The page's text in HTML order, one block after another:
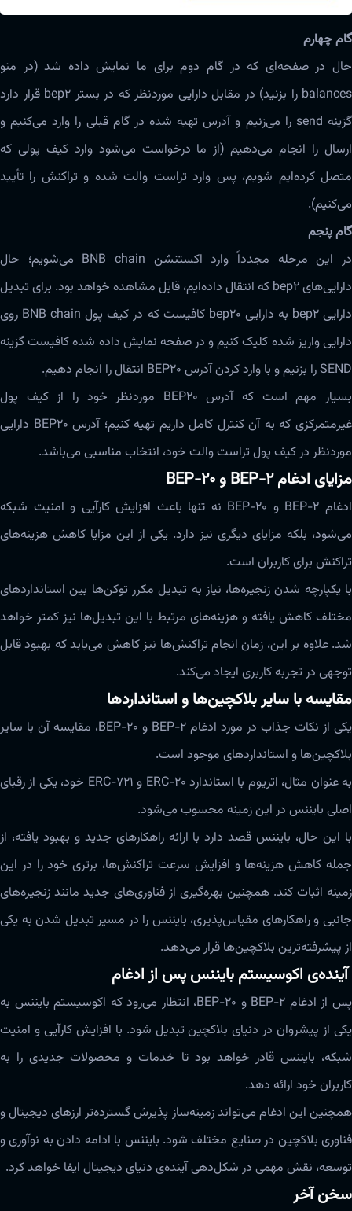
گام چهارم
حال در صفحه‌ای که در گام دوم برای ما نمایش داده شد (در منو
balances را بزنید) در مقابل دارایی موردنظر که در بستر bep2 قرار دارد
گزینه‌ send را می‌زنیم و آدرس تهیه شده در گام قبلی را وارد می‌کنیم و
ارسال را انجام می‌دهیم (از ما درخواست می‌شود وارد کیف پولی که
متصل کرده‌ایم شویم، پس وارد تراست والت شده و تراکنش را تأیید
می‌کنیم).
گام پنجم
در این مرحله مجدداً وارد اکستنشن BNB chain می‌شویم؛ حال
دارایی‌های bep2 که انتقال داده‌ایم، قابل مشاهده خواهد بود. برای تبدیل
دارایی bep2 به دارایی bep20 کافیست که در کیف پول BNB chain روی
دارایی واریز شده کلیک کنیم و در صفحه نمایش داده شده کافیست گزینه
SEND را بزنیم و با وارد کردن آدرس BEP20 انتقال را انجام دهیم.
بسیار مهم است که آدرس BEP20 موردنظر خود را از کیف پول
غیرمتمرکزی که به آن کنترل کامل داریم تهیه کنیم؛ آدرس BEP20 دارایی
موردنظر در کیف پول تراست والت خود، انتخاب مناسبی ‌‌‌می‌باشد.
مزایای ادغام BEP-2 و BEP-20
ادغام BEP-2 و BEP-20 نه تنها باعث افزایش کارآیی و امنیت شبکه
می‌شود، بلکه مزایای دیگری نیز دارد. یکی از این مزایا کاهش هزینه‌های
تراکنش برای کاربران است.
با یکپارچه شدن زنجیره‌ها، نیاز به تبدیل مکرر توکن‌ها بین استانداردهای
مختلف کاهش یافته و هزینه‌های مرتبط با این تبدیل‌ها نیز کمتر خواهد
شد. علاوه بر این، زمان انجام تراکنش‌ها نیز کاهش می‌یابد که بهبود قابل
توجهی در تجربه کاربری ایجاد می‌کند.
مقایسه با سایر بلاکچین‌ها و استانداردها
یکی از نکات جذاب در مورد ادغام BEP-2 و BEP-20، مقایسه آن با سایر
بلاکچین‌ها و استانداردهای موجود است.
به عنوان مثال، اتریوم با استاندارد ERC-20 و ERC-721 خود، یکی از رقبای
اصلی بایننس در این زمینه محسوب می‌شود.
با این حال، بایننس قصد دارد با ارائه راهکارهای جدید و بهبود یافته، از
جمله کاهش هزینه‌ها و افزایش سرعت تراکنش‌ها، برتری خود را در این
زمینه اثبات کند. همچنین بهره‌گیری از فناوری‌های جدید مانند زنجیره‌های
جانبی و راهکارهای مقیاس‌پذیری، بایننس را در مسیر تبدیل شدن به یکی
از پیشرفته‌ترین بلاکچین‌ها قرار می‌دهد.
آینده‌ی اکوسیستم بایننس پس از ادغام
پس از ادغام BEP-2 و BEP-20، انتظار می‌رود که اکوسیستم بایننس به
یکی از پیشروان در دنیای بلاکچین تبدیل شود. با افزایش کارآیی و امنیت
شبکه، بایننس قادر خواهد بود تا خدمات و محصولات جدیدی را به
کاربران خود ارائه دهد.
همچنین این ادغام می‌تواند زمینه‌ساز پذیرش گسترده‌تر ارزهای دیجیتال و
فناوری بلاکچین در صنایع مختلف شود. بایننس با ادامه دادن به نوآوری و
توسعه، نقش مهمی در شکل‌دهی آینده‌ی دنیای دیجیتال ایفا خواهد کرد.
سخن آخر